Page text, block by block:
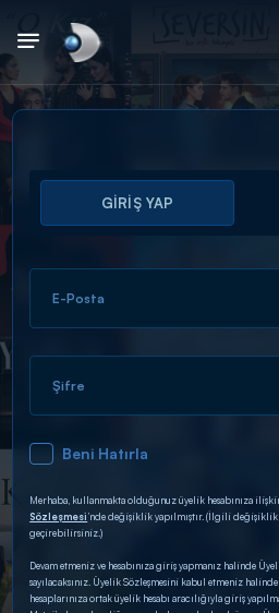
Arama
ARAMA SONUÇLARI
DİĞER SONUÇLAR
GİRİŞ YAP
E-Posta
Şifre
Beni Hatırla
Merhaba, kullanmakta olduğunuz üyelik hesabınıza
Sözleşmesi’nde değişiklik yapılmıştır. (İlgili
geçirebilirsiniz.)
Devam etmeniz ve hesabınıza giriş yapmanız halinde
sayılacaksınız. Üyelik Sözleşmesini kabul etmeniz
hesaplarınıza ortak üyelik hesabı aracılığıyla giriş